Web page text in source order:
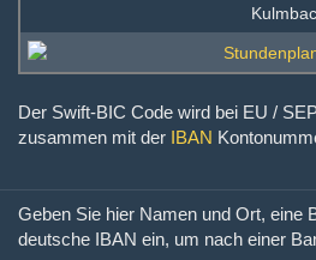
Der Swift-BIC Code wird bei EU /
zusammen mit der IBAN
Geben Sie hier Namen und Ort, eine
deutsche IBAN ein, um nach einer